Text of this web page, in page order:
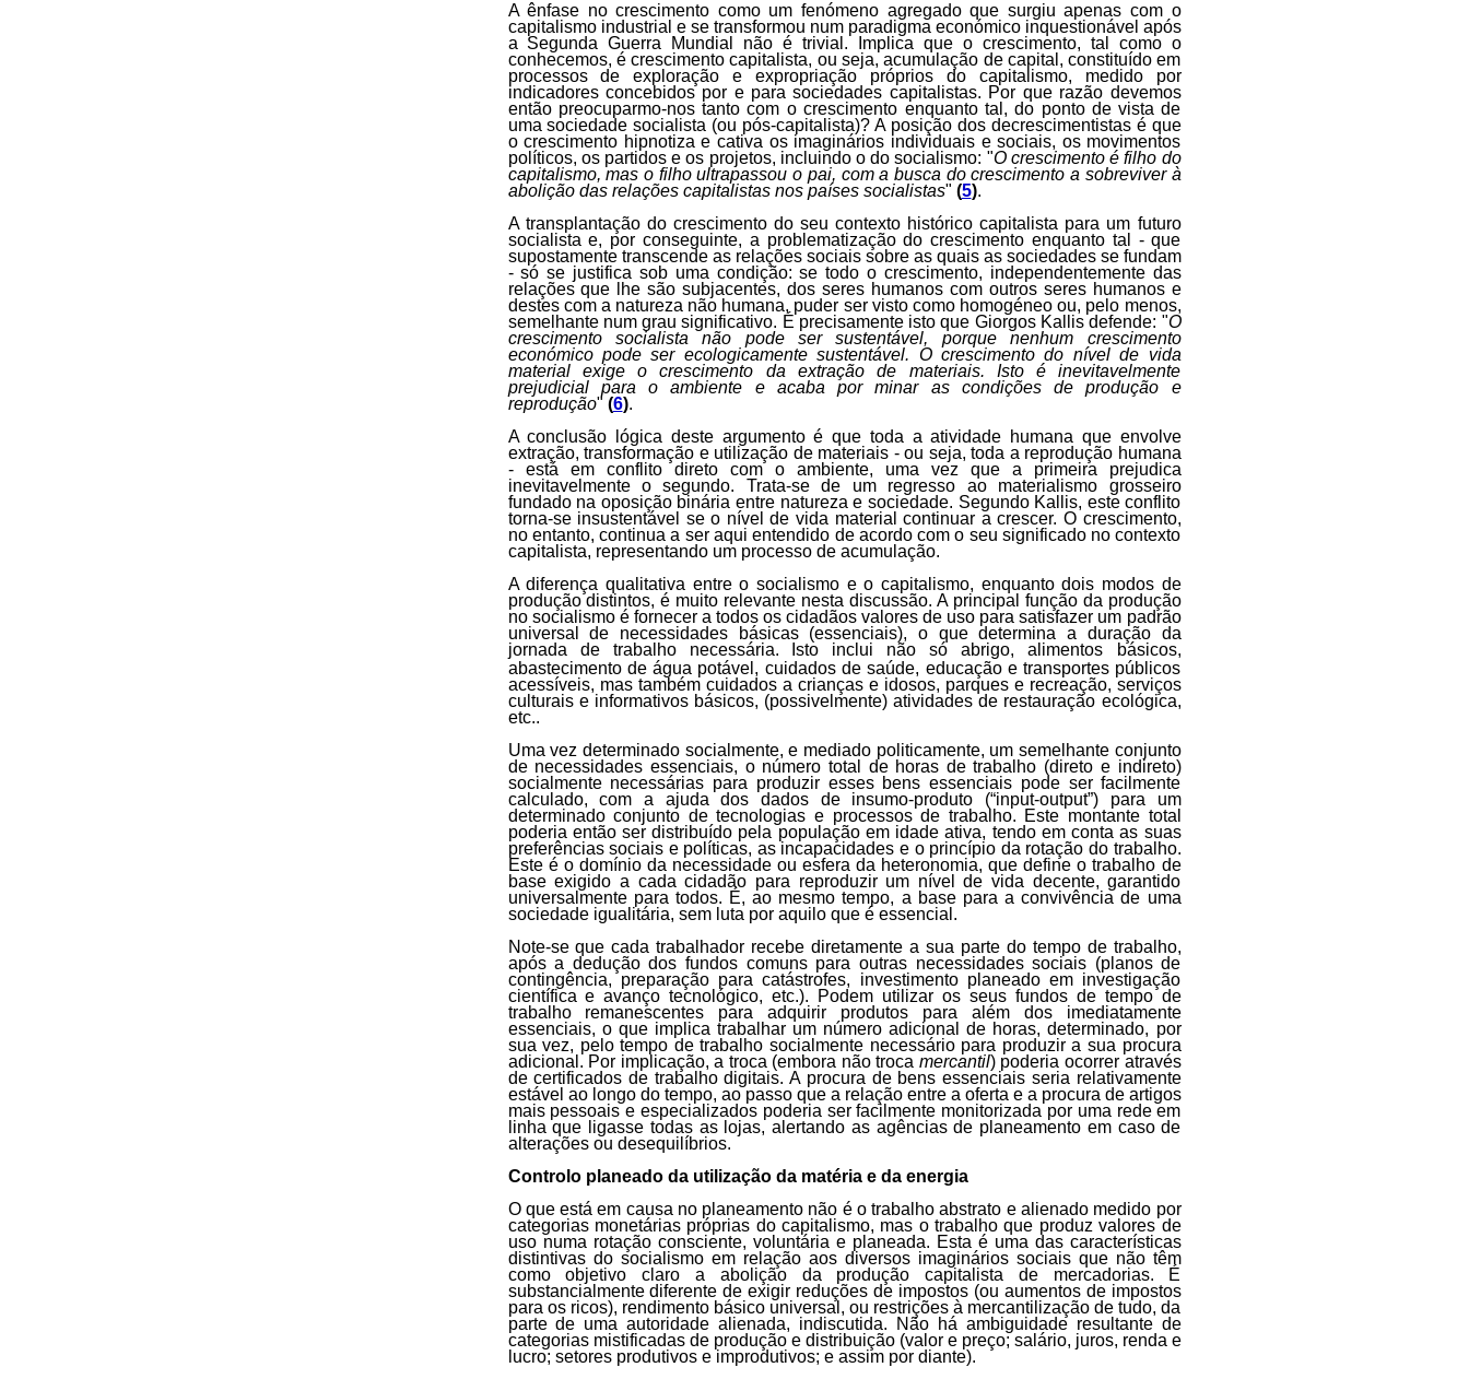
A ênfase no crescimento como um fenómeno agregado que surgiu apenas com o
capitalismo industrial e se transformou num paradigma económico inquestionável após
a Segunda Guerra Mundial não é trivial. Implica que o crescimento, tal como o
conhecemos, é crescimento capitalista, ou seja, acumulação de capital, constituído em
processos de exploração e expropriação próprios do capitalismo, medido por
indicadores concebidos por e para sociedades capitalistas. Por que razão devemos
então preocuparmo-nos tanto com o crescimento enquanto tal, do ponto de vista de
uma sociedade socialista (ou pós-capitalista)? A posição dos decrescimentistas é que
o crescimento hipnotiza e cativa os imaginários individuais e sociais, os movimentos
políticos, os partidos e os projetos, incluindo o do socialismo: "O crescimento é filho do
capitalismo, mas o filho ultrapassou o pai, com a busca do crescimento a sobreviver à
abolição das relações capitalistas nos países socialistas" (5).
A transplantação do crescimento do seu contexto histórico capitalista para um futuro
socialista e, por conseguinte, a problematização do crescimento enquanto tal - que
supostamente transcende as relações sociais sobre as quais as sociedades se fundam
- só se justifica sob uma condição: se todo o crescimento, independentemente das
relações que lhe são subjacentes, dos seres humanos com outros seres humanos e
destes com a natureza não humana, puder ser visto como homogéneo ou, pelo menos,
semelhante num grau significativo. É precisamente isto que Giorgos Kallis defende: "O
crescimento socialista não pode ser sustentável, porque nenhum crescimento
económico pode ser ecologicamente sustentável. O crescimento do nível de vida
material exige o crescimento da extração de materiais. Isto é inevitavelmente
prejudicial para o ambiente e acaba por minar as condições de produção e
reprodução" (6).
A conclusão lógica deste argumento é que toda a atividade humana que envolve
extração, transformação e utilização de materiais - ou seja, toda a reprodução humana
- está em conflito direto com o ambiente, uma vez que a primeira prejudica
inevitavelmente o segundo. Trata-se de um regresso ao materialismo grosseiro
fundado na oposição binária entre natureza e sociedade. Segundo Kallis, este conflito
torna-se insustentável se o nível de vida material continuar a crescer. O crescimento,
no entanto, continua a ser aqui entendido de acordo com o seu significado no contexto
capitalista, representando um processo de acumulação.
A diferença qualitativa entre o socialismo e o capitalismo, enquanto dois modos de
produção distintos, é muito relevante nesta discussão. A principal função da produção
no socialismo é fornecer a todos os cidadãos valores de uso para satisfazer um padrão
universal de necessidades básicas (essenciais), o que determina a duração da
jornada de trabalho necessária.
Isto inclui não só abrigo, alimentos básicos,
abastecimento de água potável, cuidados de saúde, educação e transportes públicos
acessíveis, mas também cuidados a crianças e idosos, parques e recreação, serviços
culturais e informativos básicos, (possivelmente) atividades de restauração ecológica,
etc..
Uma vez determinado socialmente, e mediado politicamente, um semelhante conjunto
de necessidades essenciais, o número total de horas de trabalho (direto e indireto)
socialmente necessárias para produzir esses bens essenciais pode ser facilmente
calculado, com a ajuda dos dados de insumo-produto (“input-output”) para um
determinado conjunto de tecnologias e processos de trabalho. Este montante total
poderia então ser distribuído pela população em idade ativa, tendo em conta as suas
preferências sociais e políticas, as incapacidades e o princípio da rotação do trabalho.
Este é o domínio da necessidade ou esfera da heteronomia, que define o trabalho de
base exigido a cada cidadão para reproduzir um nível de vida decente, garantido
universalmente para todos. É, ao mesmo tempo, a base para a convivência de uma
sociedade igualitária, sem luta por aquilo que é essencial.
Note-se que cada trabalhador recebe diretamente a sua parte do tempo de trabalho,
após a dedução dos fundos comuns para outras necessidades sociais (planos de
contingência, preparação para catástrofes, investimento planeado em investigação
científica e avanço tecnológico, etc.). Podem utilizar os seus fundos de tempo de
trabalho remanescentes para adquirir produtos para além dos imediatamente
essenciais, o que implica trabalhar um número adicional de horas, determinado, por
sua vez, pelo tempo de trabalho socialmente necessário para produzir a sua procura
adicional. Por implicação, a troca (embora não troca mercantil) poderia ocorrer através
de certificados de trabalho digitais. A procura de bens essenciais seria relativamente
estável ao longo do tempo, ao passo que a relação entre a oferta e a procura de artigos
mais pessoais e especializados poderia ser facilmente monitorizada por uma rede em
linha que ligasse todas as lojas, alertando as agências de planeamento em caso de
alterações ou desequilíbrios.
Controlo planeado da utilização da matéria e da energia
O que está em causa no planeamento não é o trabalho abstrato e alienado medido por
categorias monetárias próprias do capitalismo, mas o trabalho que produz valores de
uso numa rotação consciente, voluntária e planeada. Esta é uma das características
distintivas do socialismo em relação aos diversos imaginários sociais que não têm
como objetivo claro a abolição da produção capitalista de mercadorias. É
substancialmente diferente de exigir reduções de impostos (ou aumentos de impostos
para os ricos), rendimento básico universal, ou restrições à mercantilização de tudo, da
parte de uma autoridade alienada, indiscutida. Não há ambiguidade resultante de
categorias mistificadas de produção e distribuição (valor e preço; salário, juros, renda e
lucro; setores produtivos e improdutivos; e assim por diante).